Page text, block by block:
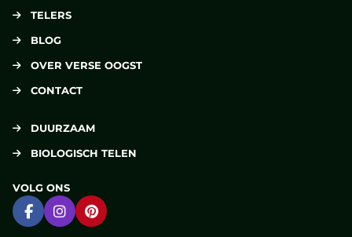
TELERS
BLOG
OVER VERSE OOGST
CONTACT
DUURZAAM
BIOLOGISCH TELEN
VOLG ONS
Ga naar Facebook
Ga naar Instagram
Ga naar Pinterest